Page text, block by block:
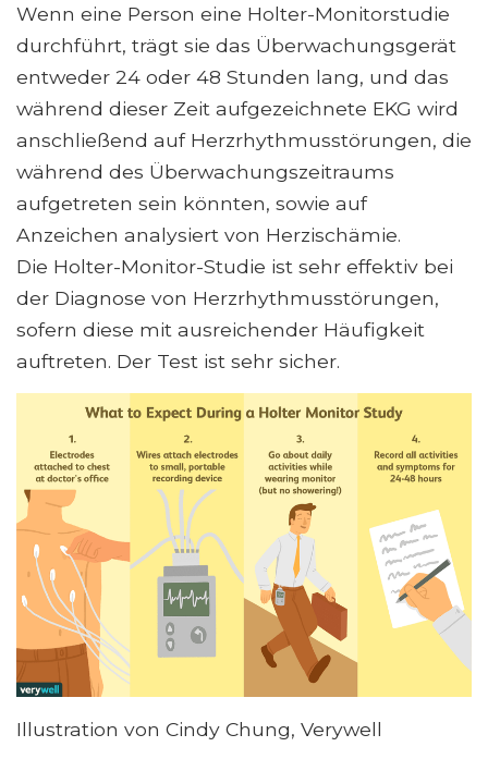
Wenn eine Person eine Holter-Monitorstudie
durchführt, trägt sie das Überwachungsgerät
entweder 24 oder 48 Stunden lang, und das
während dieser Zeit aufgezeichnete EKG wird
anschließend auf Herzrhythmusstörungen, die
während des Überwachungszeitraums
aufgetreten sein könnten, sowie auf
Anzeichen analysiert von Herzischämie.
Die Holter-Monitor-Studie ist sehr effektiv bei
der Diagnose von Herzrhythmusstörungen,
sofern diese mit ausreichender Häufigkeit
auftreten. Der Test ist sehr sicher.
Illustration von Cindy Chung, Verywell